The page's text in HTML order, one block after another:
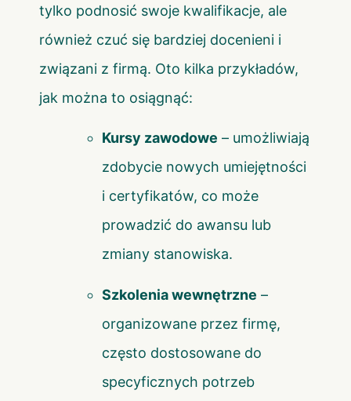
tylko podnosić swoje kwalifikacje, ale
również czuć się bardziej docenieni i
związani z firmą. Oto kilka przykładów,
jak można to osiągnąć:
Kursy zawodowe – umożliwiają
zdobycie nowych umiejętności
i certyfikatów, co może
prowadzić do awansu lub
zmiany stanowiska.
Szkolenia wewnętrzne –
organizowane przez firmę,
często dostosowane do
specyficznych potrzeb